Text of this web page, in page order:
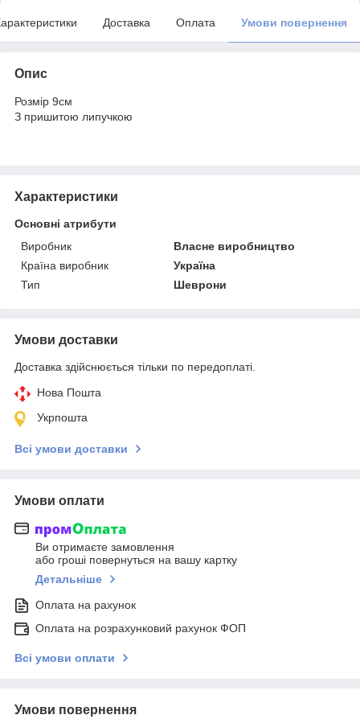
Доставка Оплата Умови повернення
Опис
Розмір 9см
З пришитою липучкою
Характеристики
Основні атрибути
Виробник
Власне виробництво
Країна виробник
Україна
Тип
Шеврони
Умови доставки
Доставка здійснюється тільки по передоплаті.
Нова Пошта
Укрпошта
Всі умови доставки
Умови оплати
Ви отримаєте замовлення
або гроші повернуться на вашу картку
Детальніше
Оплата на рахунок
Оплата на розрахунковий рахунок ФОП
Всі умови оплати
Умови повернення